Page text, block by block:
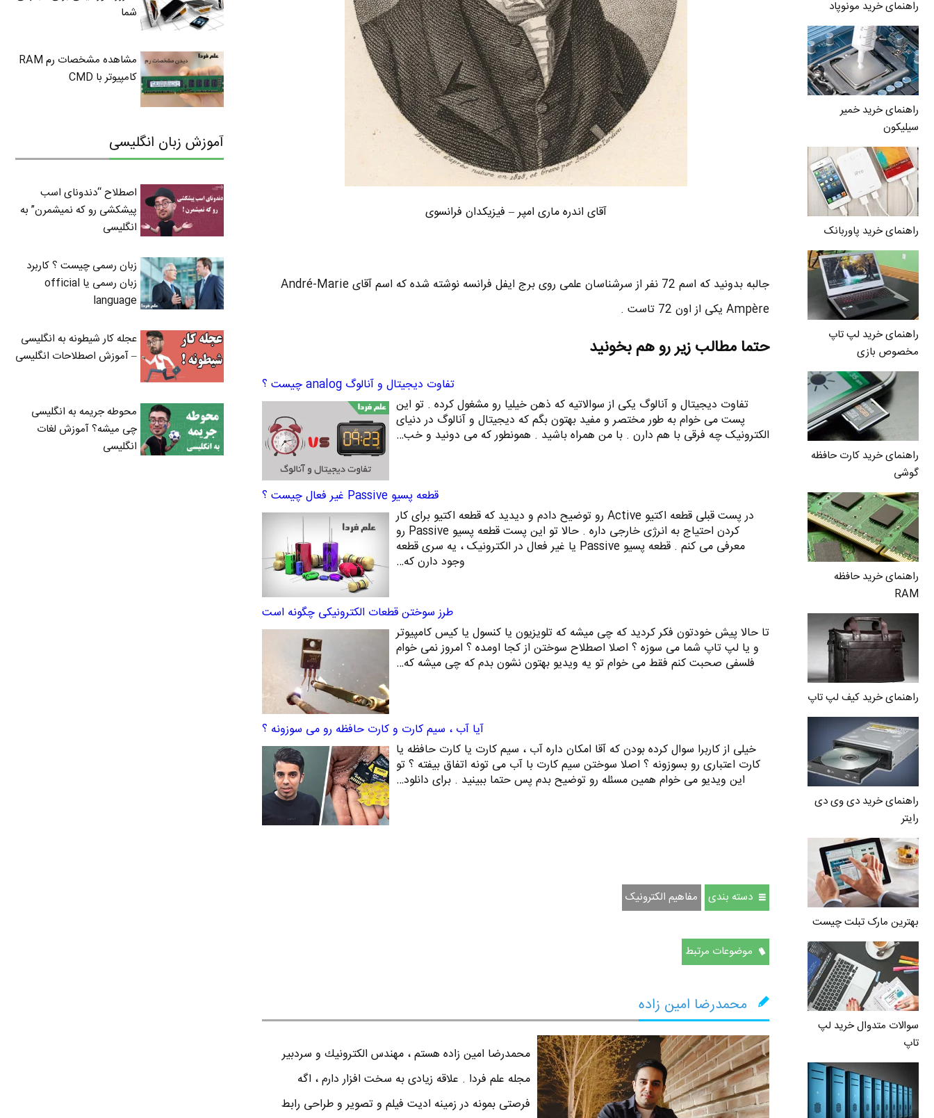
راهنمای خرید مونوپاد
راهنمای خرید خمیر
سیلیکون
راهنمای خرید پاوربانک
راهنمای خرید لپ تاپ
مخصوص بازی
راهنمای خرید کارت حافظه
گوشی
راهنمای خرید حافظه
RAM
راهنمای خرید کیف لپ تاپ
راهنمای خرید دی وی دی
رایتر
بهترین مارک تبلت چیست
سوالات متدوال خرید لپ
تاپ
آقای اندره ماری امپر – فیزیکدان فرانسوی
جالبه بدونید که اسم 72 نفر از سرشناسان علمی روی برج ایفل فرانسه نوشته شده که اسم آقای André-Marie
Ampère یکی از اون 72 تاست .
حتما مطالب زیر رو هم بخونید
تفاوت دیجیتال و آنالوگ analog چیست ؟
تفاوت دیجیتال و آنالوگ یکی از سوالاتیه که ذهن خیلیا رو مشغول کرده . تو این
پست می خوام به طور مختصر و مفید بهتون بگم که دیجیتال و آنالوگ در دنیای
الکترونیک چه فرقی با هم دارن . با من همراه باشید . همونطور که می دونید و خب…
قطعه پسیو Passive غیر فعال چیست ؟
در پست قبلی قطعه اکتیو Active رو توضیح دادم و دیدید که قطعه اکتیو برای کار
کردن احتیاج به انرژی خارجی داره . حالا تو این پست قطعه پسیو Passive رو
معرفی می کنم . قطعه پسیو Passive یا غیر فعال در الکترونیک ، یه سری قطعه
وجود دارن که…
طرز سوختن قطعات الکترونیکی چگونه است
تا حالا پیش خودتون فکر کردید که چی میشه که تلویزیون یا کنسول یا کیس کامپیوتر
و یا لپ تاپ شما می سوزه ؟ اصلا اصطلاح سوختن از کجا اومده ؟ امروز نمی خوام
فلسفی صحبت کنم فقط می خوام تو یه ویدیو بهتون نشون بدم که چی میشه که…
آیا آب ، سیم کارت و کارت حافظه رو می سوزونه ؟
خیلی از کاربرا سوال کرده بودن که آقا امکان داره آب ، سیم کارت یا کارت حافظه یا
کارت اعتباری رو بسوزونه ؟ اصلا سوختن سیم کارت با آب می تونه اتفاق بیفته ؟ تو
این ویدیو می خوام همین مسئله رو توضیح بدم پس حتما ببینید . برای دانلود…
دسته بندی مفاهیم الکترونیک
موضوعات مرتبط
محمدرضا امین زاده
محمدرضا امين زاده هستم ، مهندس الكترونيك و سردبير
مجله علم فردا . علاقه زیادی به سخت افزار دارم ، اگه
فرصتی بمونه در زمینه ادیت فیلم و تصویر و طراحی رابط
شما
مشاهده مشخصات رم RAM
کامپیوتر با CMD
آموزش زبان انگلیسی
اصطلاح “دندونای اسب
پیشکشی رو که نمیشمرن” به
انگلیسی
زبان رسمی چیست ؟ کاربرد
زبان رسمی یا official
language
عجله کار شیطونه به انگلیسی
– آموزش اصطلاحات انگلیسی
محوطه جریمه به انگلیسی
چی میشه؟ آموزش لغات
انگلیسی